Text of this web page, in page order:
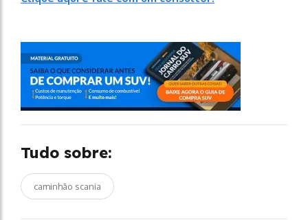
Tudo sobre:
caminhão scania